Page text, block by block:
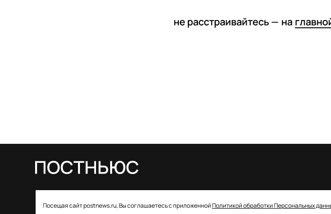
не расстраивайтесь — на
Посещая сайт postnews.ru, Вы соглашаетесь с приложеннойПолитикой обработки Персональных
о регистрации СМИ: ЭЛ № ФС 77–85757 от 22 августа